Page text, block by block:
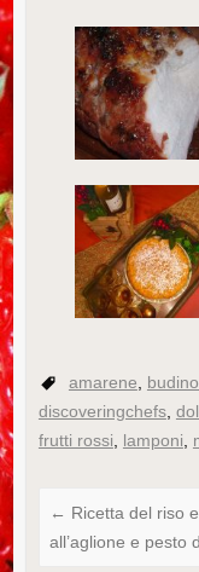
amarene,
discoveringchefs,
frutti rossi, lamponi,
← Ricetta del riso
all’aglione e pesto